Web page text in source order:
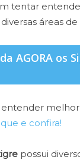
tentar
áreas de
AGORA os
e confira!
possui